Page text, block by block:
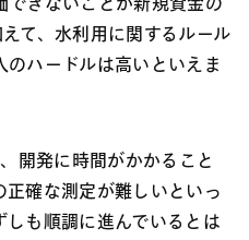
て、水利用に関するルール
ハードルは高いといえま
開発に時間がかかること
確な測定が難しいといっ
も順調に進んでいるとは